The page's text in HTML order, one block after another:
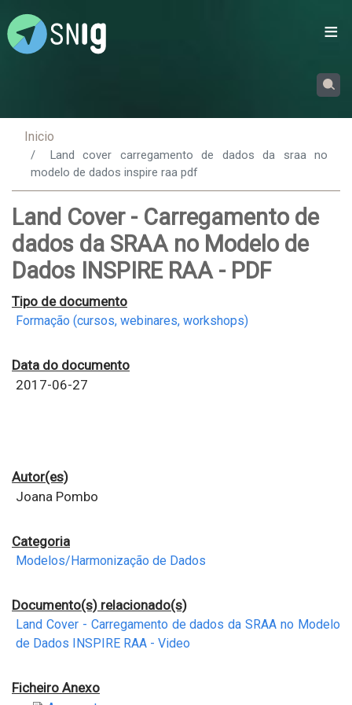
Inicio
Land cover carregamento de dados da sraa no
modelo de dados inspire raa pdf
Land Cover - Carregamento de
dados da SRAA no Modelo de
Dados INSPIRE RAA - PDF
Tipo de documento
Formação (cursos, webinares, workshops)
Data do documento
2017-06-27
Autor(es)
Joana Pombo
Categoria
Modelos/Harmonização de Dados
Documento(s) relacionado(s)
Land Cover - Carregamento de dados da SRAA no Modelo
de Dados INSPIRE RAA - Video
Ficheiro Anexo